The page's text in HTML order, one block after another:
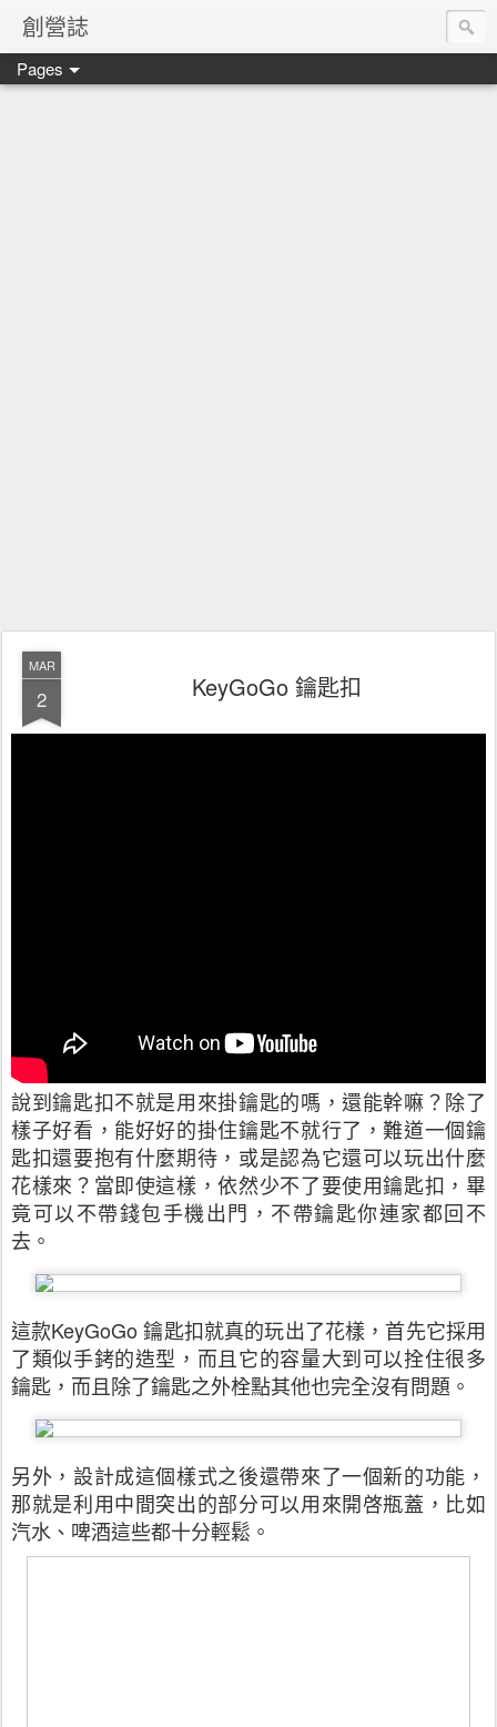
創營誌
Pages
MAR
2 KeyGoGo 鑰匙扣
說到鑰匙扣不就是用來掛鑰匙的嗎，還能幹嘛？除了
樣子好看，能好好的掛住鑰匙不就行了，難道一個鑰
匙扣還要抱有什麼期待，或是認為它還可以玩出什麼
花樣來？當即使這樣，依然少不了要使用鑰匙扣，畢
竟可以不帶錢包手機出門，不帶鑰匙你連家都回不
去。
這款KeyGoGo 鑰匙扣就真的玩出了花樣，首先它採用
了類似手銬的造型，而且它的容量大到可以拴住很多
鑰匙，而且除了鑰匙之外栓點其他也完全沒有問題。
另外，設計成這個樣式之後還帶來了一個新的功能，
那就是利用中間突出的部分可以用來開啓瓶蓋，比如
汽水、啤酒這些都十分輕鬆。